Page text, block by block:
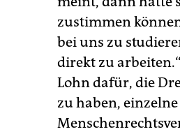
zustimmen
bei uns zu
direkt zu
Lohn dafür, die
zu haben,